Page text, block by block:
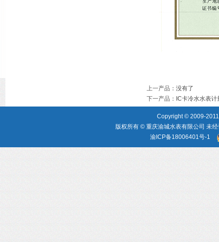
上一产品 ：没有了
下一产品 ： IC卡冷水水表
Copyright © 2009-
版权所有 © 重庆渝城水表有限公司 未
渝ICP备18006401号-1